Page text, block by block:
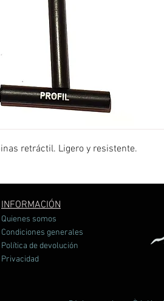
retráctil. Ligero y resistente.
INFORMACIÓN
Quienes somos
Condiciones generales
Política de devolución
Privacidad